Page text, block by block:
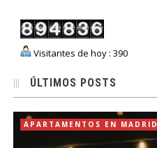
Visitantes de hoy : 390
ÚLTIMOS POSTS
APARTAMENTOS EN MADRID